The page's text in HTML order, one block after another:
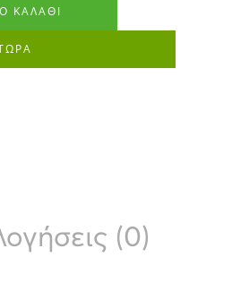
ΚΑΛΆΘΙ
(0)